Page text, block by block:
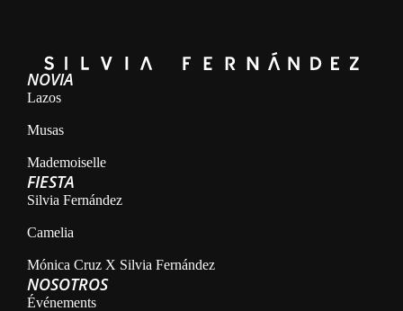
NOVIA
Lazos
Musas
Mademoiselle
FIESTA
Silvia Fernández
Camelia
Mónica Cruz X Silvia Fernández
NOSOTROS
Événements